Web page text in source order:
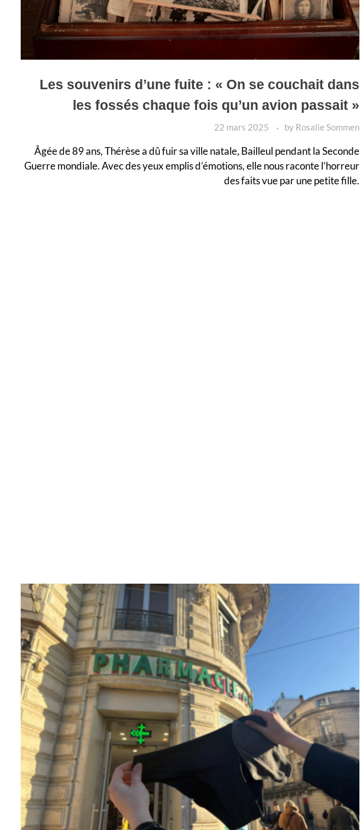
Les souvenirs d’une fuite : « On se couchait dans
les fossés chaque fois qu’un avion passait »
22 mars 2025 by Rosalie Sommen
Âgée de 89 ans, Thérèse a dû fuir sa ville natale, Bailleul pendant la Seconde
Guerre mondiale. Avec des yeux emplis d’émotions, elle nous raconte l’horreur
des faits vue par une petite fille.